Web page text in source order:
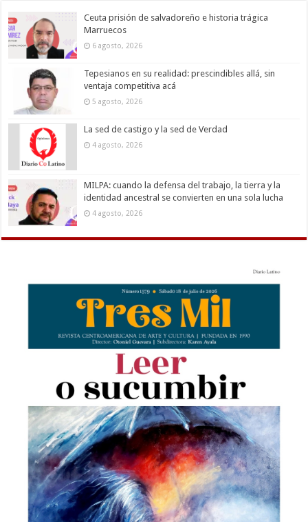
Ceuta prisión de salvadoreño e historia trágica
Marruecos
6 agosto, 2026
Tepesianos en su realidad: prescindibles allá, sin
ventaja competitiva acá
5 agosto, 2026
La sed de castigo y la sed de Verdad
4 agosto, 2026
MILPA: cuando la defensa del trabajo, la tierra y la
identidad ancestral se convierten en una sola lucha
4 agosto, 2026